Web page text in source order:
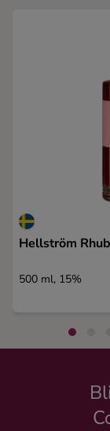
Hellström
500 ml, 15%